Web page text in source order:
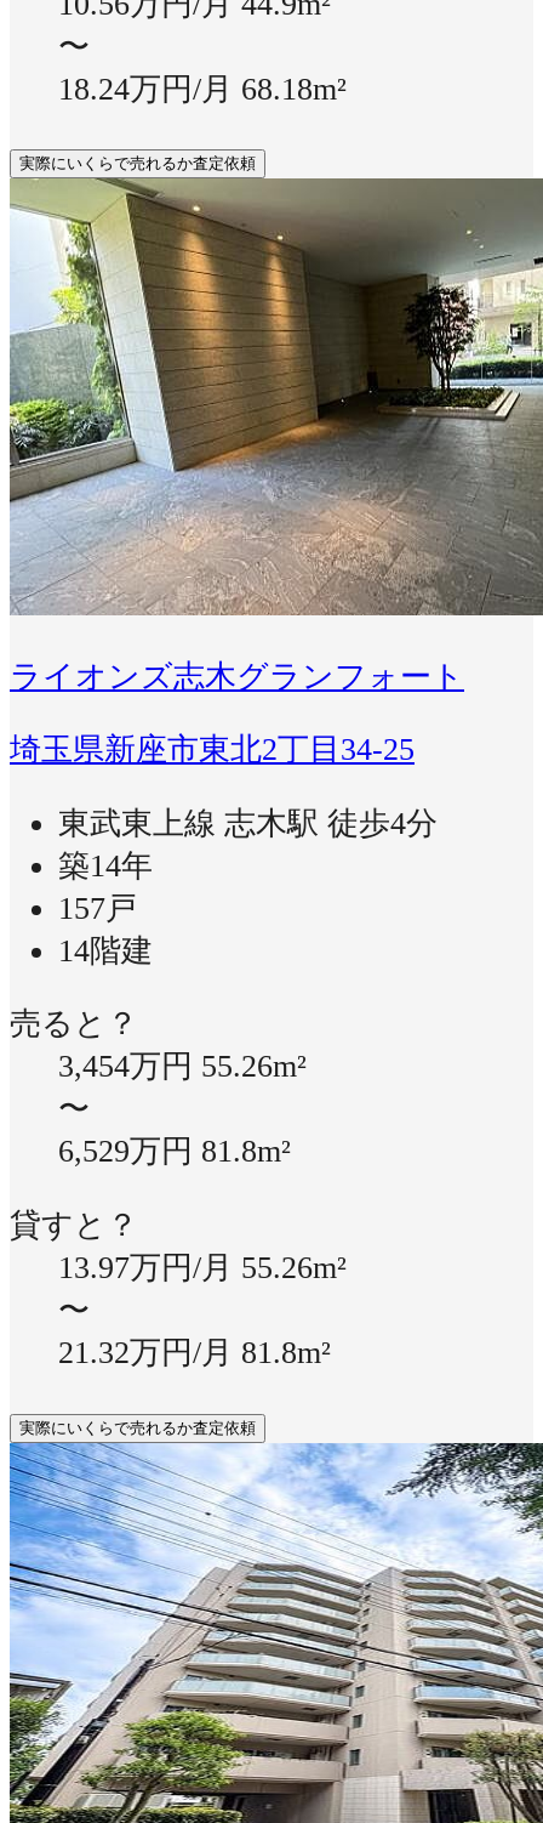
〜
18.24万円/月 68.18m²
実際にいくらで売れるか査定依頼
ライオンズ志木グランフォート
埼玉県新座市東北2丁目34-25
東武東上線 志木駅 徒歩4分
築14年
157戸
14階建
売ると？
3,454万円 55.26m²
〜
6,529万円 81.8m²
貸すと？
13.97万円/月 55.26m²
〜
21.32万円/月 81.8m²
実際にいくらで売れるか査定依頼